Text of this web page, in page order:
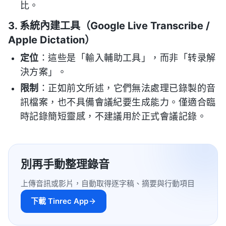
比。
3. 系統內建工具（Google Live Transcribe /
Apple Dictation）
定位 ：這些是「輸入輔助工具」，而非「转录解
決方案」。
限制 ：正如前文所述，它們無法處理已錄製的音
訊檔案，也不具備會議紀要生成能力。僅適合臨
時記錄簡短靈感，不建議用於正式會議記錄。
別再手動整理錄音
上傳音訊或影片，自動取得逐字稿、摘要與行動項目
下載 Tinrec App